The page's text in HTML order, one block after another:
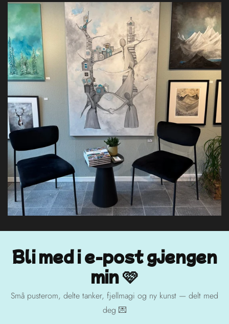
Bli med i e-post gjengen
min 🩷
Små pusterom, delte tanker, fjellmagi og ny kunst — delt med
deg 💌